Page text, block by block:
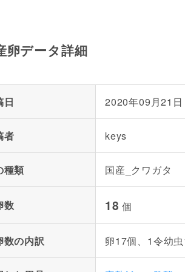
卵データ詳細
日 2020年09月21日
者 keys
種類 国産_クワガタ
数 18 個
数の内訳 卵17個、1令幼